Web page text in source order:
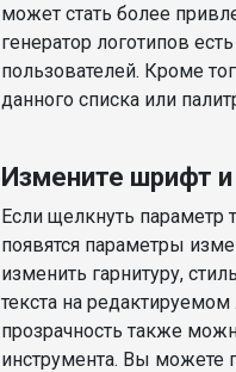
может стать более
генератор логотипов
пользователей. Кроме
данного списка или
Измените шрифт и
Если щелкнуть параметр
появятся параметры
изменить гарнитуру,
текста на редактируемом
прозрачность также
инструмента. Вы можете